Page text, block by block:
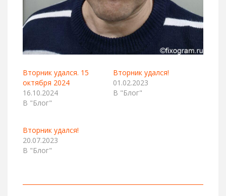
Вторник удался. 15
октября 2024
16.10.2024
В "Блог"
Вторник удался!
01.02.2023
В "Блог"
Вторник удался!
20.07.2023
В "Блог"